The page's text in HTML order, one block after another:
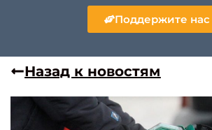
Поддержите нас
Назад к новостям